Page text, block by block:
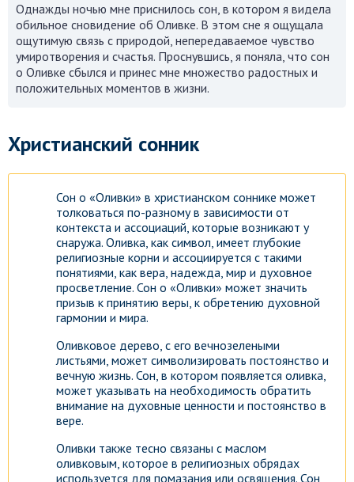
Гороскоп на каждый день!
Узнай что ждет тебя уже
Однажды ночью мне приснилось сон, в котором я видела
обильное сновидение об Оливке. В этом сне я ощущала
ощутимую связь с природой, непередаваемое чувство
умиротворения и счастья. Проснувшись, я поняла, что сон
о Оливке сбылся и принес мне множество радостных и
положительных моментов в жизни.
Христианский сонник
Сон о «Оливки» в христианском соннике может
толковаться по-разному в зависимости от
контекста и ассоциаций, которые возникают у
снаружа. Оливка, как символ, имеет глубокие
религиозные корни и ассоциируется с такими
понятиями, как вера, надежда, мир и духовное
просветление. Сон о «Оливки» может значить
призыв к принятию веры, к обретению духовной
гармонии и мира.
Оливковое дерево, с его вечнозелеными
листьями, может символизировать постоянство и
вечную жизнь. Сон, в котором появляется оливка,
может указывать на необходимость обратить
внимание на духовные ценности и постоянство в
вере.
Оливки также тесно связаны с маслом
оливковым, которое в религиозных обрядах
используется для помазания или освящения. Сон